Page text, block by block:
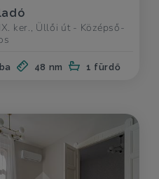
ker., Üllői út - Középső-
48 nm 1 fürdő